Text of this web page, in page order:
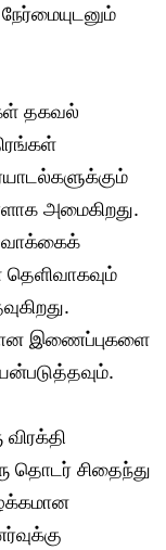
தகவல்
அமைகிறது.
இணைப்புகளை
தொடர் சிதைந்து